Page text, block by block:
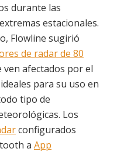
durante las
estacionales.
Flowline sugirió
de radar de 80
ven afectados por el
para su uso en
tipo de
Los
configurados
a App